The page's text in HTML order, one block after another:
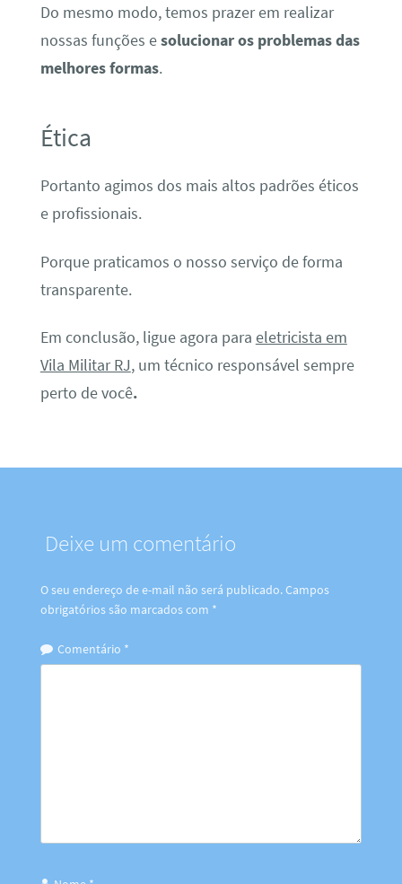
Do mesmo modo, temos prazer em realizar
nossas funções esolucionar os problemas das
melhores formas.
Ética
Portanto agimos dos mais altos padrões éticos
e profissionais.
Porque praticamos o nosso serviço de forma
transparente.
Em conclusão, ligue agora para eletricista em
Vila Militar RJ, um técnico responsável sempre
perto de você.
Deixe um comentário
O seu endereço de e-mail não será publicado.Campos
obrigatórios são marcados com *
Comentário *